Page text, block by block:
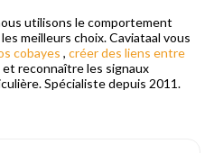
utilisons le comportement
meilleurs choix. Caviataal vous
cobayes , créer des liens entre
et reconnaître les signaux
Spécialiste depuis 2011.